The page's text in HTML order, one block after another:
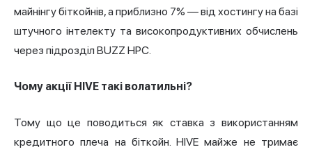
майнінгу біткойнів, а приблизно 7% — від хостингу на базі
штучного інтелекту та високопродуктивних обчислень
через підрозділ BUZZ HPC.
Чому акції HIVE такі волатильні?
Тому що це поводиться як ставка з використанням
кредитного плеча на біткойн. HIVE майже не тримає